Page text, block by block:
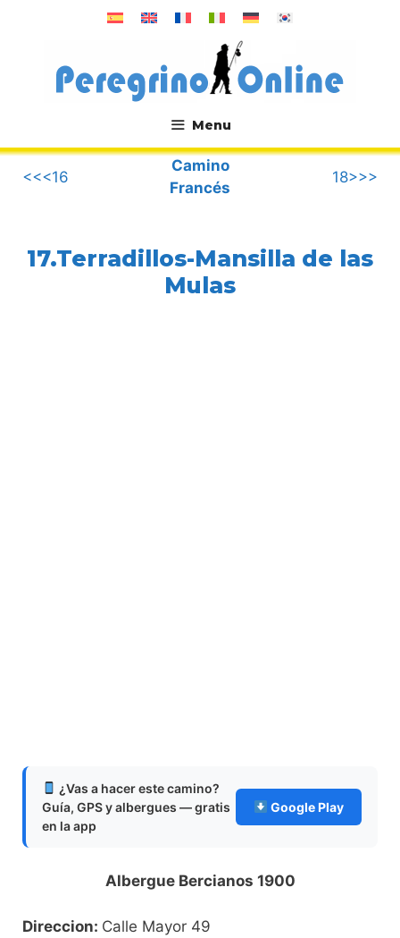
Menu
.
<<<16
Camino
Francés
18>>>
17.Terradillos-Mansilla de las
Mulas
¿Vas a hacer este camino?
Guía, GPS y albergues — gratis
en la app
Google Play
Albergue Bercianos 1900
Direccion: Calle Mayor 49